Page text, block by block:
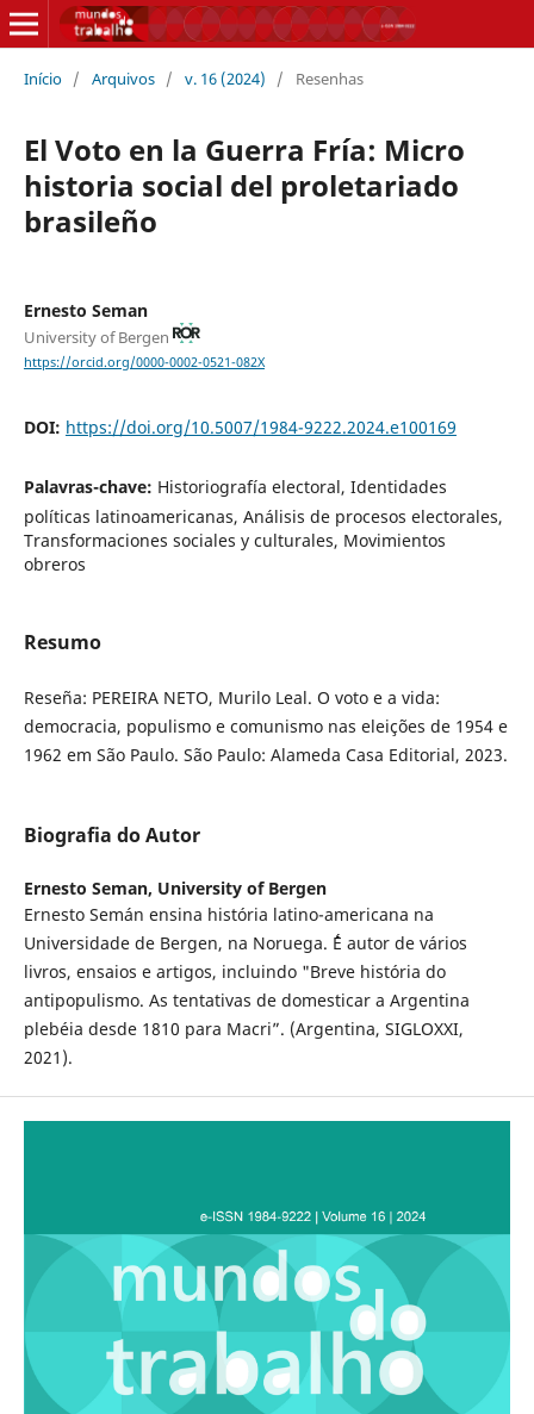
Início / Arquivos / v. 16 (2024) / Resenhas
El Voto en la Guerra Fría: Micro
historia social del proletariado
brasileño
Ernesto Seman
University of Bergen
https://orcid.org/0000-0002-0521-082X
DOI: https://doi.org/10.5007/1984-9222.2024.e100169
Palavras-chave: Historiografía electoral, Identidades
políticas latinoamericanas, Análisis de procesos electorales,
Transformaciones sociales y culturales, Movimientos
obreros
Resumo
Reseña: PEREIRA NETO, Murilo Leal. O voto e a vida:
democracia, populismo e comunismo nas eleições de 1954 e
1962 em São Paulo. São Paulo: Alameda Casa Editorial, 2023.
Biografia do Autor
Ernesto Seman, University of Bergen
Ernesto Semán ensina história latino-americana na
Universidade de Bergen, na Noruega. ´´´´É autor de vários
livros, ensaios e artigos, incluindo "Breve história do
antipopulismo. As tentativas de domesticar a Argentina
plebéia desde 1810 para Macri”. (Argentina, SIGLOXXI,
2021).